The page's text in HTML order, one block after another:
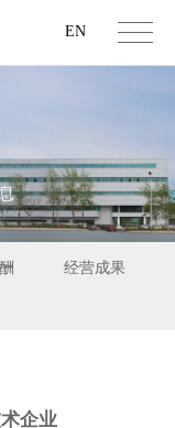
EN
经营成果
企业